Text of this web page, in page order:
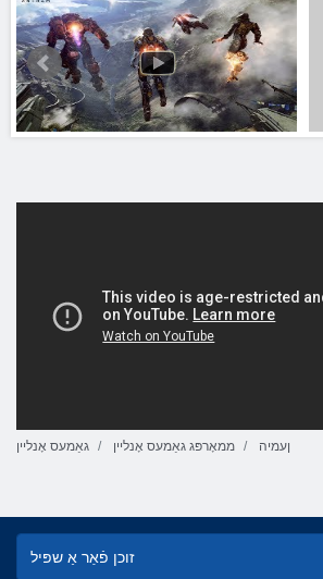
גאַמעס אָנליין ממאָרפּג גאַמעס אָנליין ןעמיה